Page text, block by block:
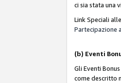
ci sia stata una
Link Speciali
Partecipazione
(b) Eventi
Gli Eventi
come descritto